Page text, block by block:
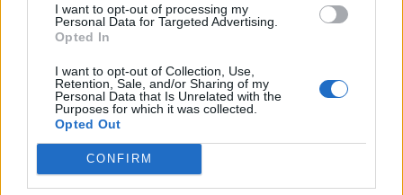
I want to opt-out of processing my
Personal Data for Targeted Advertising.
Opted In
I want to opt-out of Collection, Use,
Retention, Sale, and/or Sharing of my
Personal Data that Is Unrelated with the
Purposes for which it was collected.
Opted Out
CONFIRM
veneta nel mondo all’International
Scledum film festival
Berici in Festival 2026: a Lonigo “Little